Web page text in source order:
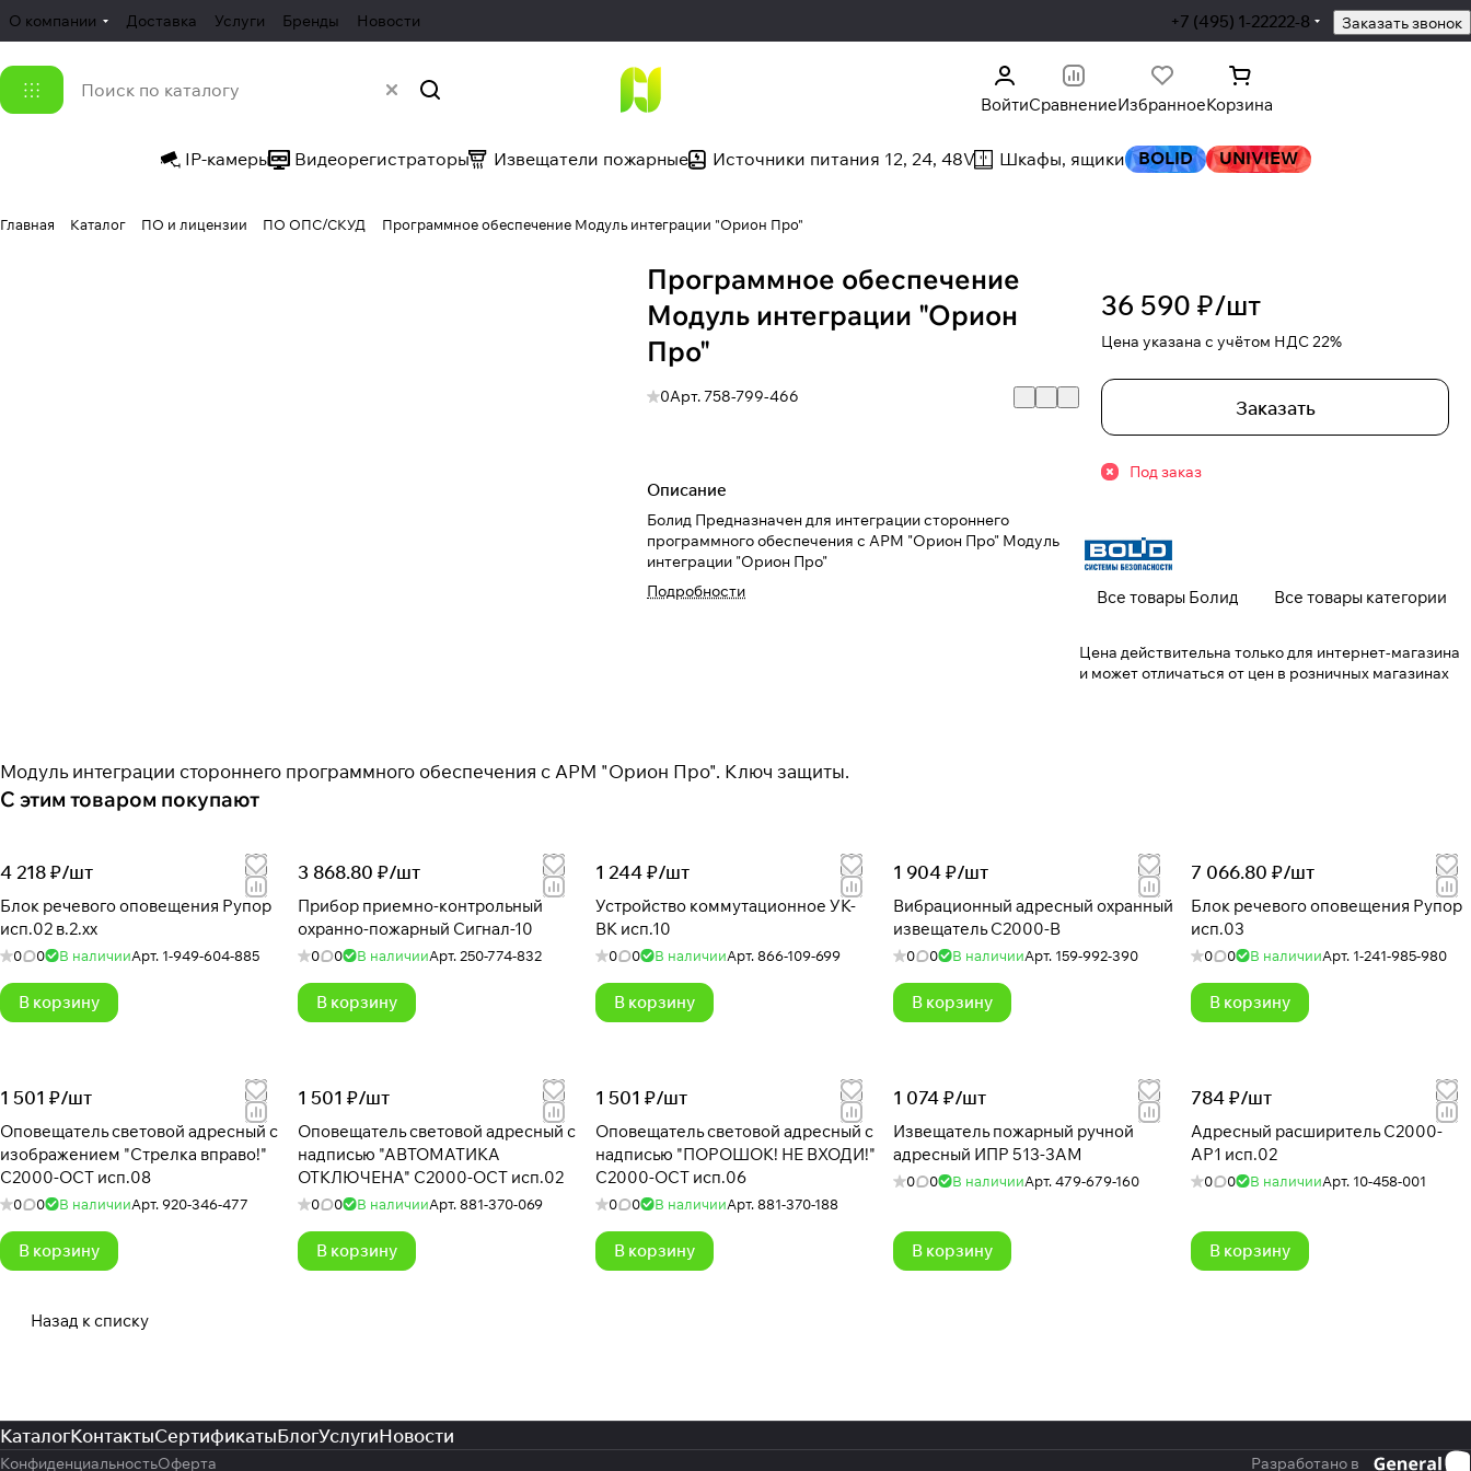
О компании Доставка Услуги Бренды Новости +7 (495) 1-22222-8 Заказать звонок
ВойтиСравнениеИзбранноеКорзина
IP-камеры Видеорегистраторы Извещатели пожарные Источники питания 12, 24, 48V Шкафы, ящики BOLID UNIVIEW
Главная Каталог ПО и лицензии ПО ОПС/СКУД Программное обеспечение Модуль интеграции "Орион Про"
Программное обеспечение
Модуль интеграции "Орион
Про"
0Арт.758-799-466
Описание
Болид Предназначен для интеграции стороннего
программного обеспечения с АРМ "Орион Про" Модуль
интеграции "Орион Про"
Подробности
36 590 ₽/шт
Цена указана с учётом НДС 22%
Заказать
Под заказ
Все товары Болид Все товары категории
Цена действительна только для интернет-магазина
и может отличаться от цен в розничных магазинах
Модуль интеграции стороннего программного обеспечения с АРМ "Орион Про". Ключ защиты.
С этим товаром покупают
4 218 ₽/шт
Блок речевого оповещения Рупор
исп.02 в.2.хх
0 0 В наличииАрт. 1-949-604-885
В корзину
3 868.80 ₽/шт
Прибор приемно-контрольный
охранно-пожарный Сигнал-10
0 0 В наличииАрт.250-774-832
В корзину
1 244 ₽/шт
Устройство коммутационное УК-
ВК исп.10
0 0 В наличииАрт.866-109-699
В корзину
1 904 ₽/шт
Вибрационный адресный охранный
извещатель С2000-В
0 0 В наличииАрт. 159-992-390
В корзину
7 066.80 ₽/шт
Блок речевого оповещения Рупор
исп.03
0 0 В наличииАрт. 1-241-985-980
В корзину
1 501 ₽/шт
Оповещатель световой адресный с
изображением "Стрелка вправо!"
С2000-ОСТ исп.08
0 0 В наличииАрт.920-346-477
В корзину
1 501 ₽/шт
Оповещатель световой адресный с
надписью "АВТОМАТИКА
ОТКЛЮЧЕНА" С2000-ОСТ исп.02
0 0 В наличииАрт.881-370-069
В корзину
1 501 ₽/шт
Оповещатель световой адресный с
надписью "ПОРОШОК! НЕ ВХОДИ!"
С2000-ОСТ исп.06
0 0 В наличииАрт.881-370-188
В корзину
1 074 ₽/шт
Извещатель пожарный ручной
адресный ИПР 513-3АМ
0 0 В наличииАрт.479-679-160
В корзину
784 ₽/шт
Адресный расширитель С2000-
АР1 исп.02
0 0 В наличииАрт. 10-458-001
В корзину
Назад к списку
КаталогКонтактыСертификатыБлогУслугиНовости
КонфиденциальностьОферта Разработано в